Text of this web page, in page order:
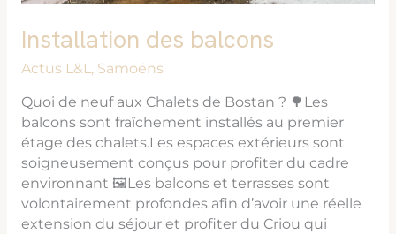
Installation des balcons
Actus L&L, Samoëns
Quoi de neuf aux Chalets de Bostan ? 🌳Les
balcons sont fraîchement installés au premier
étage des chalets.Les espaces extérieurs sont
soigneusement conçus pour profiter du cadre
environnant 🖼Les balcons et terrasses sont
volontairement profondes afin d’avoir une réelle
extension du séjour et profiter du Criou qui